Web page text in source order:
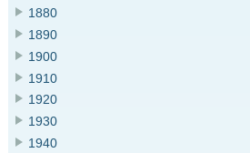
1880
1890
1900
1910
1920
1930
1940